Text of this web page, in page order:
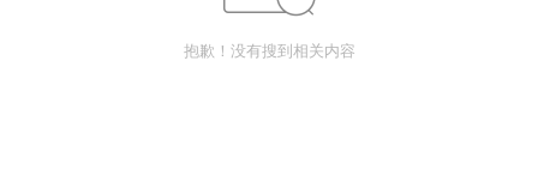
抱歉！没有搜到相关内容